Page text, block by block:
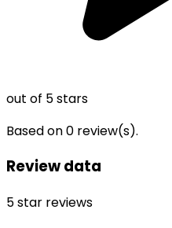
out of 5 stars
Based on0 review(s).
Review data
5star reviews